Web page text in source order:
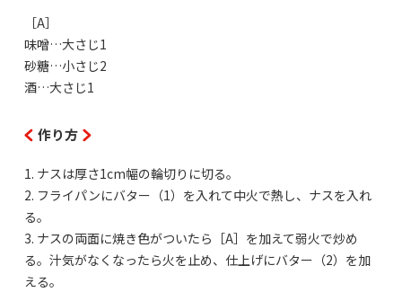
［A］
味噌…大さじ1
砂糖…小さじ2
酒…大さじ1
作り方
1. ナスは厚さ1cm幅の輪切りに切る。
2. フライパンにバター（1）を入れて中火で熱し、ナスを入れ
る。
3. ナスの両面に焼き色がついたら［A］を加えて弱火で炒め
る。汁気がなくなったら火を止め、仕上げにバター（2）を加
える。